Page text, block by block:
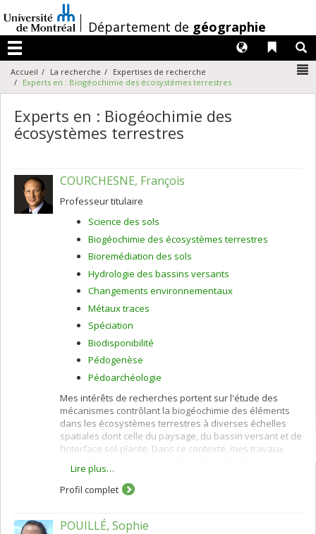
au
contenu
/Département de géographie
Menu
Liens
Langues
Accueil La recherche
Expertises de recherche
Experts en : Biogéochimie des écosystèmes terrestres
Experts en : Biogéochimie des
écosystèmes terrestres
COURCHESNE, François
Professeur titulaire
Science des sols
Biogéochimie des écosystèmes terrestres
Bioremédiation des sols
Hydrologie des bassins versants
Changements environnementaux
Métaux traces
Spéciation
Biodisponibilité
Pédogenèse
Pédoarchéologie
Mes intérêts de recherches portent sur l'étude des
mécanismes contrôlant la biogéochimie des éléments
dans les écosystèmes terrestres à diverses échelles
spatiales dont celle du paysage, du bassin versant et de
l’interface sol-plante. Dans ce contexte, mes travaux
premier concerne les processus à l’origine de la
dynamique temporelle et de la variabilité spatiale du
cycle biogéochimique des éléments majeurs comme les
essentielle à la compréhension des perturbations
Lire plus…
Profil complet
POUILLÉ, Sophie